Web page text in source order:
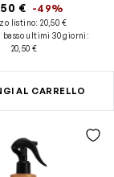
€ -49%
listino:20,50 €
basso ultimi 30 giorni :
20,50 €
AL CARRELLO